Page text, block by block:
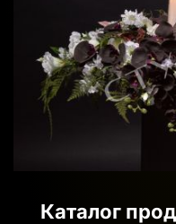
Каталог